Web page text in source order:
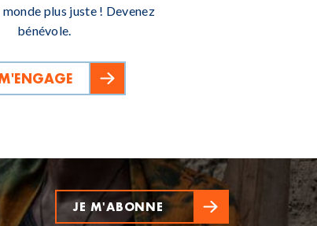
plus juste ! Devenez
bénévole.
JE M'ABONNE